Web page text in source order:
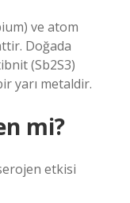
ve atom
Doğada
(Sb2S3)
yarı metaldir.
mi?
etkisi